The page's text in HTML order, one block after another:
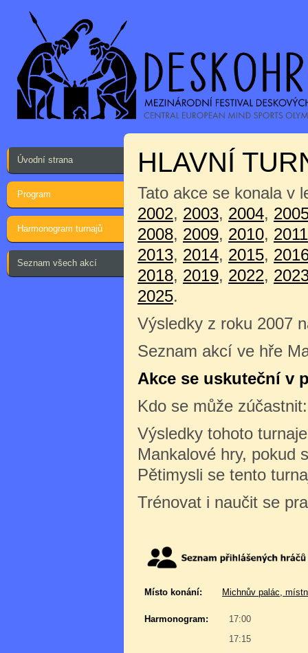
Úvodní strana
Program
Harmonogram turnajů
Seznam všech akcí
HLAVNÍ
Tato akce se konala v
2002, 2003, 2004,
2008, 2009, 2010, 2011
2013, 2014, 2015,
2018, 2019, 2022,
2025.
Výsledky z roku 2007
Seznam akcí ve hře
Akce se uskuteční v
Kdo se může
Výsledky tohoto
Mankalové hry, pokud
Pětimysli se tento
Trénovat i naučit se
Místo konání: Michnův palác,
Harmonogram:
17:00
17:15